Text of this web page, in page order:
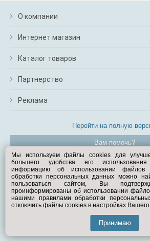
О компании
Интернет магазин
Каталог товаров
Партнерство
Реклама
Перейти на полную
Вам помочь?
© Exist.ru 1998—2026
Мы используем файлы cookies для
большего удобства его
информацию об использовании
обработки персональных данных можно
пользоваться сайтом, Вы
проинформированы об использовании
нашими правилами обработки
отключить файлы cookies в настройках
Принимаю